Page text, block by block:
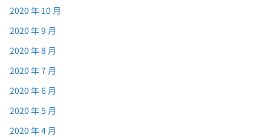
2020 年 10 月
2020 年 9 月
2020 年 8 月
2020 年 7 月
2020 年 6 月
2020 年 5 月
2020 年 4 月